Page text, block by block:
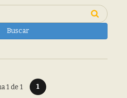
Buscar
1 de 1 1